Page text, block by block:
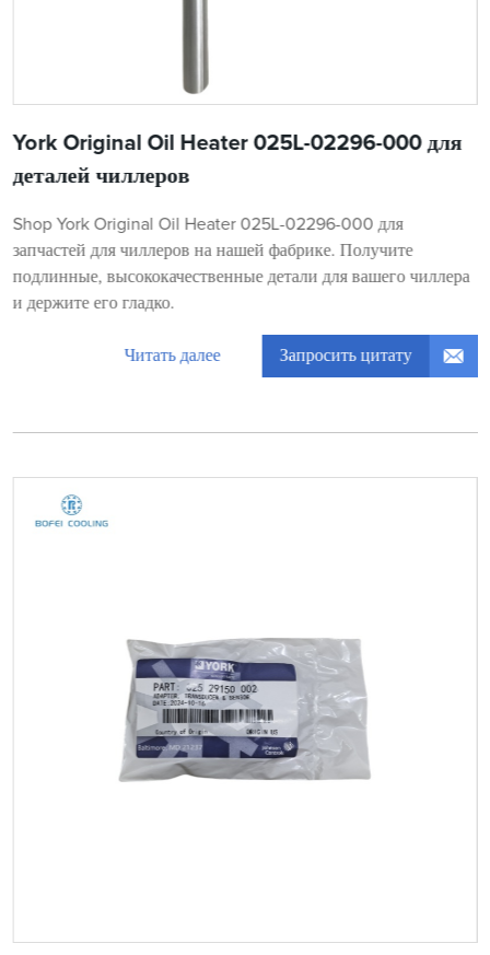
York Original Oil Heater 025L-02296-000 для
деталей чиллеров
Shop York Original Oil Heater 025L-02296-000 для
запчастей для чиллеров на нашей фабрике. Получите
подлинные, высококачественные детали для вашего чиллера
и держите его гладко.
Читать далее Запросить цитату